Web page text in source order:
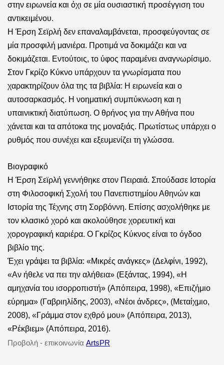
στην ειρωνεία και όχι σε μία ουσιαστική προσέγγιση του
αντικειμένου.
Η Έρση Σεϊρλή δεν επαναλαμβάνεται, προσφεύγοντας σε
μία προσφιλή μανιέρα. Προτιμά να δοκιμάζει και να
δοκιμάζεται. Εντούτοις, το ύφος παραμένει αναγνωρίσιμο.
Στον Γκρίζο Κύκνο υπάρχουν τα γνωρίσματα που
χαρακτηρίζουν όλα της τα βιβλία: Η ειρωνεία και ο
αυτοσαρκασμός. Η νοηματική συμπύκνωση και η
υπαινικτική διατύπωση. Ο θρήνος για την Αθήνα που
χάνεται και τα απότοκα της μοναξιάς. Πρωτίστως υπάρχει ο
ρυθμός που συνέχει και εξευμενίζει τη γλώσσα.
Βιογραφικό
Η Έρση Σεϊρλή γεννήθηκε στον Πειραιά. Σπούδασε Ιστορία
στη Φιλοσοφική Σχολή του Πανεπιστημίου Αθηνών και
Ιστορία της Τέχνης στη Σορβόννη. Επίσης ασχολήθηκε με
τον κλασικό χορό και ακολούθησε χορευτική και
χορογραφική καριέρα. Ο Γκρίζος Κύκνος είναι το όγδοο
βιβλίο της.
Έχει γράψει τα βιβλία: «Μικρές ανάγκες» (Δελφίνι, 1992),
«Αν ήθελε να πει την αλήθεια» (Εξάντας, 1994), «Η
αμηχανία του ισορροπιστή» (Απόπειρα, 1998), «Επιζήμιο
εύρημα» (Γαβριηλίδης, 2003), «Νέοι άνδρες», (Μεταίχμιο,
2008), «Γράμμα στον εχθρό μου» (Απόπειρα, 2013),
«Ρέκβιεμ» (Απόπειρα, 2016).
Προβολή - επικοινωνία ArtsPR